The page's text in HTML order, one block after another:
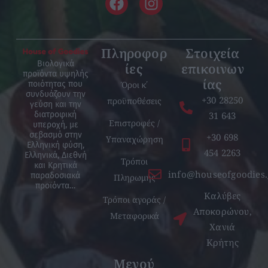
Βιολογικά
προϊόντα υψηλής
ποιότητας που
συνδυάζουν την
γεύση και την
διατροφική
υπεροχή, με
σεβασμό στην
Ελληνική φύση,
Ελληνικά, Διεθνή
και Κρητικά
παραδοσιακά
προϊόντα…
Πληροφορ
ίες
Όροι κ΄
προϋποθέσεις
Επιστροφές /
Υπαναχώρηση
Τρόποι
Πληρωμής
Τρόποι αγοράς /
Μεταφορικά
Στοιχεία
επικοινων
ίας
+30 28250
31 643
+30 698
454 2263
Καλύβες
Αποκορώνου,
Χανιά
Κρήτης
Μενού